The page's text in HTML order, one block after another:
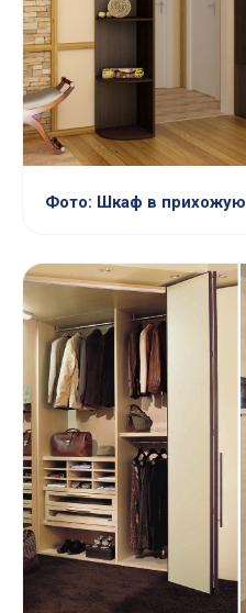
Фото: Шкаф в прихожую